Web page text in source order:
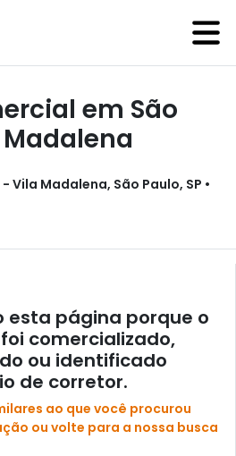
em São
Vila Madalena, São Paulo, SP •
esta página porque o
comercializado,
ou identificado
de corretor.
ao que você procurou
ou volte para a nossa busca